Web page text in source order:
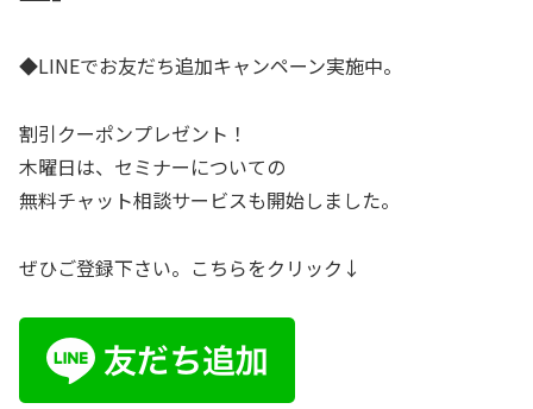
◆LINEでお友だち追加キャンペーン実施中。
割引クーポンプレゼント！
木曜日は、セミナーについての
無料チャット相談サービスも開始しました。
ぜひご登録下さい。こちらをクリック↓